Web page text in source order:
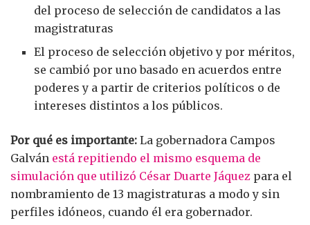
del proceso de selección de candidatos a las
magistraturas
El proceso de selección objetivo y por méritos,
se cambió por uno basado en acuerdos entre
poderes y a partir de criterios políticos o de
intereses distintos a los públicos.
Por qué es importante: La gobernadora Campos
Galván está repitiendo el mismo esquema de
simulación que utilizó César Duarte Jáquez para el
nombramiento de 13 magistraturas a modo y sin
perfiles idóneos, cuando él era gobernador.